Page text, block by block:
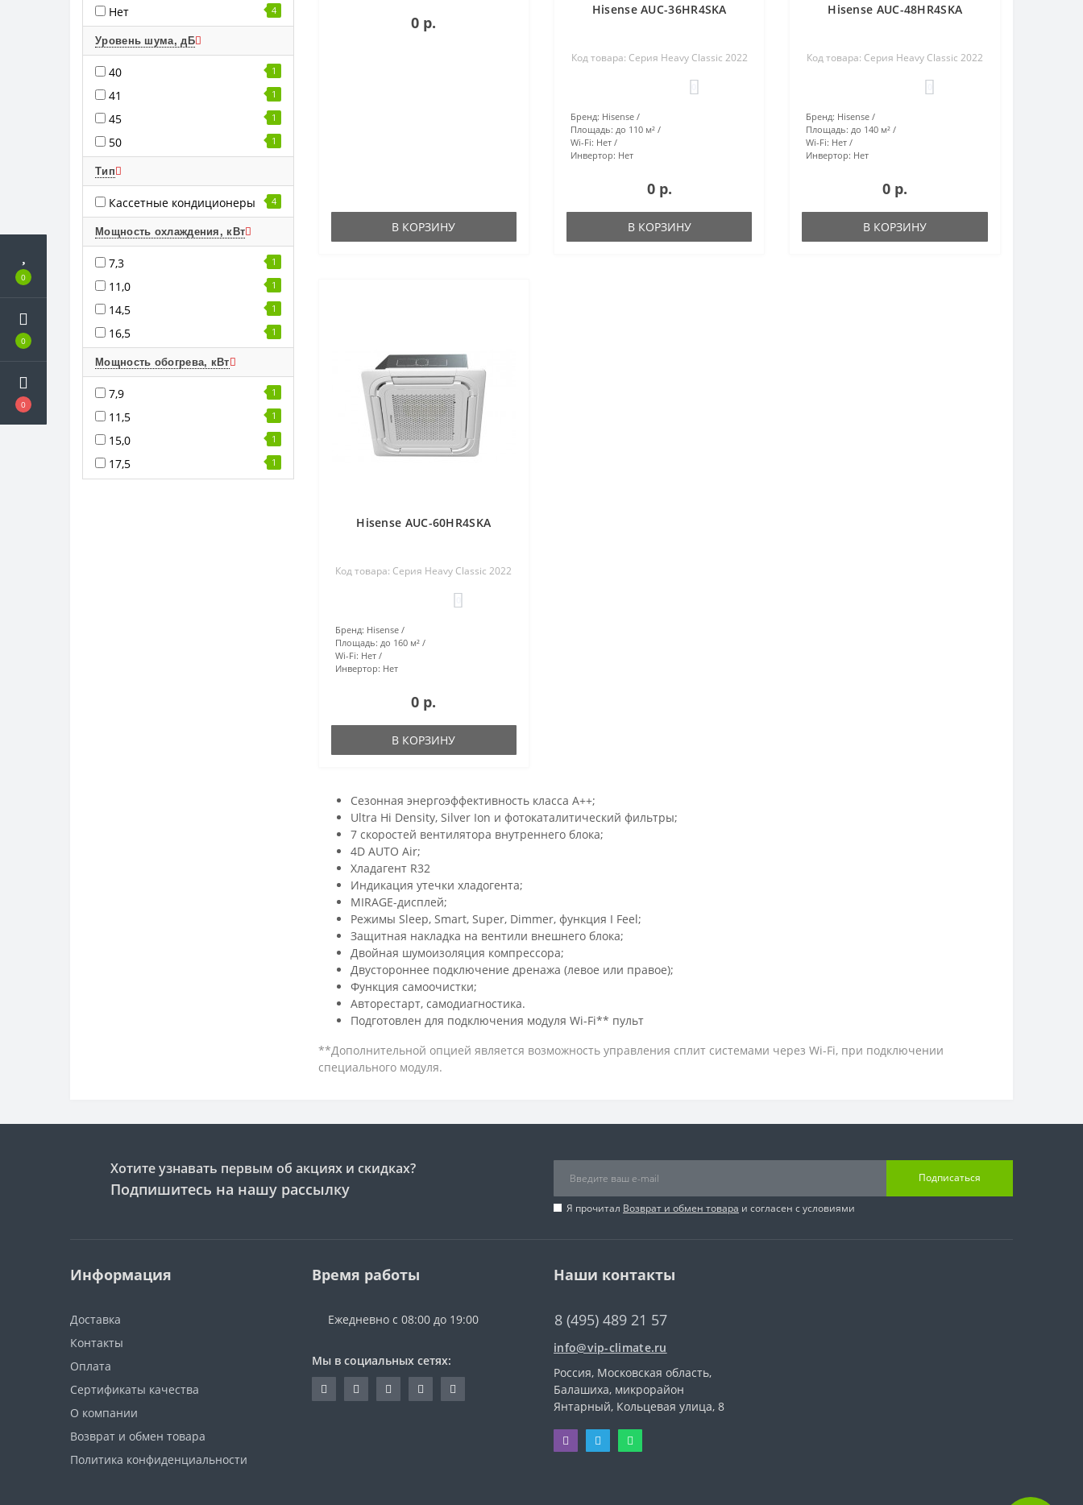
0
0
0
Нет 4
Уровень шума, дБ
40 1
41 1
45 1
50 1
Тип
Кассетные кондиционеры 4
Мощность охлаждения, кВт
7,3 1
11,0 1
14,5 1
16,5 1
Мощность обогрева, кВт
7,9 1
11,5 1
15,0 1
17,5 1
0 р.
В КОРЗИНУ
Hisense AUC-36HR4SKA
Код товара: Серия Heavy Classic 2022
Бренд: Hisense
Площадь: до 110 м²
Wi-Fi: Нет
Инвертор: Нет
0 р.
В КОРЗИНУ
Hisense AUC-48HR4SKA
Код товара: Серия Heavy Classic 2022
Бренд: Hisense
Площадь: до 140 м²
Wi-Fi: Нет
Инвертор: Нет
0 р.
В КОРЗИНУ
Hisense AUC-60HR4SKA
Код товара: Серия Heavy Classic 2022
Бренд: Hisense
Площадь: до 160 м²
Wi-Fi: Нет
Инвертор: Нет
0 р.
В КОРЗИНУ
Сезонная энергоэффективность класса А++;
Ultra Hi Density, Silver Ion и фотокаталитический фильтры;
7 скоростей вентилятора внутреннего блока;
4D AUTO Air;
Хладагент R32
Индикация утечки хладогента;
MIRAGE-дисплей;
Режимы Sleep, Smart, Super, Dimmer, функция I Feel;
Защитная накладка на вентили внешнего блока;
Двойная шумоизоляция компрессора;
Двустороннее подключение дренажа (левое или правое);
Функция самоочистки;
Авторестарт, самодиагностика.
Подготовлен для подключения модуля Wi-Fi** пульт
**Дополнительной опцией является возможность управления сплит системами через Wi-Fi, при подключении
специального модуля.
Хотите узнавать первым об акциях и скидках?
Подпишитесь на нашу рассылку
Подписаться
Я прочитал Возврат и обмен товара и согласен с условиями
Информация
Доставка
Контакты
Оплата
Сертификаты качества
О компании
Возврат и обмен товара
Политика конфиденциальности
Время работы
Ежедневно с 08:00 до 19:00
Мы в социальных сетях:
Наши контакты
8 (495) 489 21 57
info@vip-climate.ru
Россия, Московская область,
Балашиха, микрорайон
Янтарный, Кольцевая улица, 8